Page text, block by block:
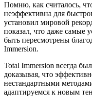
Помню, как считалось,
неэффективна для
установил мировой
показал, что даже самые
быть пересмотрены
Immersion.
Total Immersion всегда
доказывая, что
нестандартными
адаптируемся к новым